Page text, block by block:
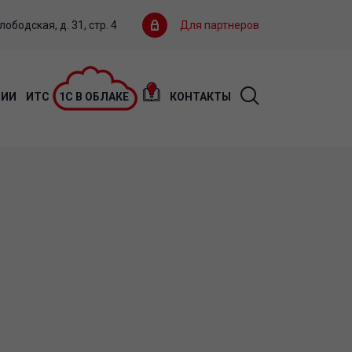
д. 31, стр. 4 Для партнеров
ИТС 1С В ОБЛАКЕ КОНТАКТЫ